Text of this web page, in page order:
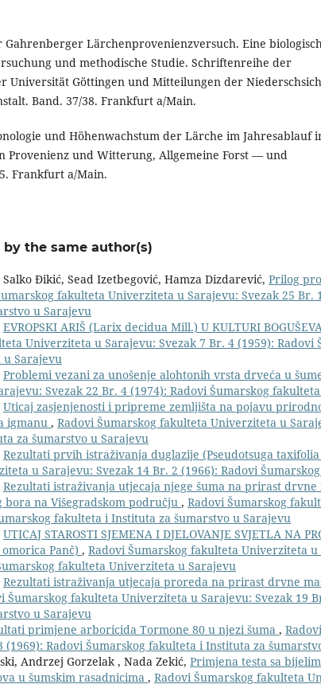
Gahrenberger Lärchenprovenienzversuch. Eine
und methodische Studie. Schriftenreihe der
Universität Göttingen und Mitteilungen der
Band. 37/38. Frankfurt a/Main.
und Höhenwachstum der Lärche im Jahresablauf
Provenienz und Witterung, Allgemeine Forst — und
Frankfurt a/Main.
by the same author(s)
Đikić, Sead Izetbegović, Hamza Dizdarević, Prilog
fakulteta Univerziteta u Sarajevu: Svezak 25 Br.
u Sarajevu
EVROPSKI ARIŠ (Larix decidua Mill.) U KULTURI
Univerziteta u Sarajevu: Svezak 7 Br. 4 (1959):
Sarajevu
Problemi vezani za unošenje alohtonih vrsta drveća u
Svezak 22 Br. 4 (1974): Radovi Šumarskog
Uticaj zasjenjenosti i pripreme zemljišta na pojavu
igmanu , Radovi Šumarskog fakulteta Univerziteta u
za šumarstvo u Sarajevu
Rezultati prvih istraživanja duglazije (Pseudotsuga
u Sarajevu: Svezak 14 Br. 2 (1966): Radovi
Rezultati istraživanja utjecaja njege šuma na prirast
bora na Višegradskom području , Radovi Šumarskog
fakulteta i Instituta za šumarstvo u Sarajevu
UTICAJ STAROSTI SJEMENA I DJELOVANJE SVJETLA NA
omorica Panč) , Radovi Šumarskog fakulteta Univerziteta
fakulteta Univerziteta u Sarajevu
Rezultati istraživanja utjecaja proreda na prirast drvne
Šumarskog fakulteta Univerziteta u Sarajevu: Svezak 19
u Sarajevu
primjene arboricida Tormone 80 u njezi šuma ,
(1969): Radovi Šumarskog fakulteta i Instituta za
Andrzej Gorzelak , Nada Zekić, Primjena testa sa
u šumskim rasadnicima , Radovi Šumarskog fakulteta